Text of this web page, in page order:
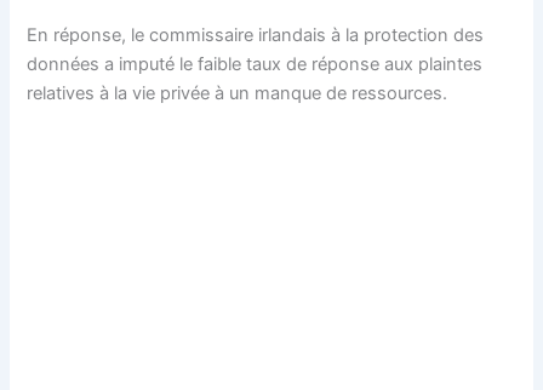
En réponse, le commissaire irlandais à la protection des
données a imputé le faible taux de réponse aux plaintes
relatives à la vie privée à un manque de ressources.